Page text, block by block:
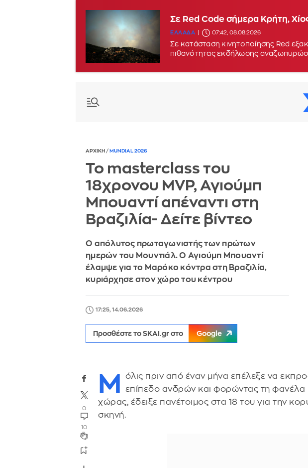
Σε Red Code σήμερα Κρήτη,
ΕΛΛΑΔΑ 07:42, 08.08.2026
Σε κατάσταση κινητοποίησης Red
πιθανότητας εκδήλωσης
ΑΡΧΙΚΗ / MUNDIAL 2026
To masterclass του
18χρονου MVP, Αγιούμπ
Μπουαντί απέναντι στη
Βραζιλία- Δείτε βίντεο
Ο απόλυτος πρωταγωνιστής των πρώτων
ημερών του Μουντιάλ. Ο Αγιούμπ Μπουαντί
έλαμψε για το Μαρόκο κόντρα στη Βραζιλία,
κυριάρχησε στον χώρο του κέντρου
17:25, 14.06.2026
Προσθέστε το SKAI.gr στο Google
0
10
Μ όλις πριν από έναν μήνα επέλεξε να
επίπεδο ανδρών και φορώντας τη φανέλα
χώρας, έδειξε πανέτοιμος στα 18 του για την
σκηνή.